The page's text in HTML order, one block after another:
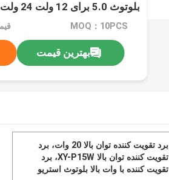
بلوتوث 5.0 برای 12 ولت 24 ولت
MOQ：10PCS
بهترین قیمت
برد تقویت کننده توان بالا 20 وات، برد
تقویت کننده توان بالا XY-P15W، برد
تقویت کننده با وات بالا بلوتوث استریو